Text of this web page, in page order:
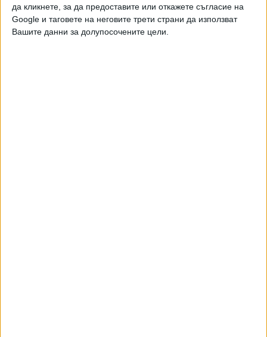
да кликнете, за да предоставите или откажете съгласие на
Google и таговете на неговите трети страни да използват
Вашите данни за долупосочените цели.
Няма обратен път за Инфантино във ФИФА